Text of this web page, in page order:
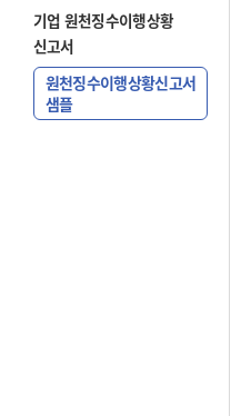
기업 원천징수이행상황
신고서
원천징수이행상황신고서
샘플